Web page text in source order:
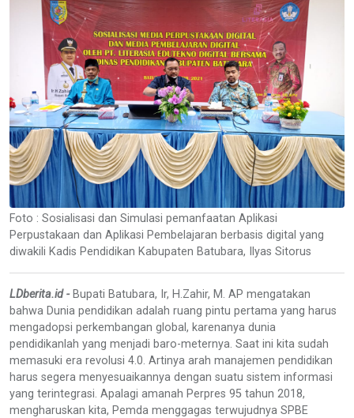
Foto : Sosialisasi dan Simulasi pemanfaatan Aplikasi
Perpustakaan dan Aplikasi Pembelajaran berbasis digital yang
diwakili Kadis Pendidikan Kabupaten Batubara, Ilyas Sitorus
LDberita.id - Bupati Batubara, Ir, H.Zahir, M. AP mengatakan
bahwa Dunia pendidikan adalah ruang pintu pertama yang harus
mengadopsi perkembangan global, karenanya dunia
pendidikanlah yang menjadi baro-meternya. Saat ini kita sudah
memasuki era revolusi 4.0. Artinya arah manajemen pendidikan
harus segera menyesuaikannya dengan suatu sistem informasi
yang terintegrasi. Apalagi amanah Perpres 95 tahun 2018,
mengharuskan kita, Pemda menggagas terwujudnya SPBE